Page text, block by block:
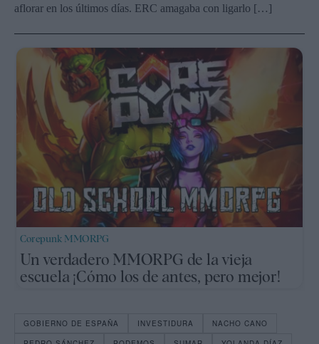
aflorar en los últimos días. ERC amagaba con ligarlo […]
Corepunk MMORPG
Un verdadero MMORPG de la vieja
escuela ¡Cómo los de antes, pero mejor!
GOBIERNO DE ESPAÑA INVESTIDURA
NACHO CANO